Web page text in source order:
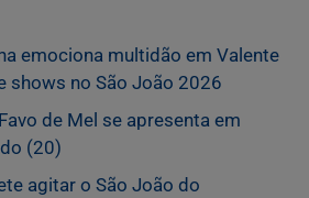
emociona multidão em Valente
shows no São João 2026
de Mel se apresenta em
(20)
agitar o São João do